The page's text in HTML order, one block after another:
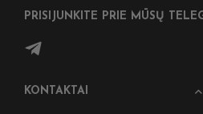
PRISIJUNKITE PRIE MŪSŲ
KONTAKTAI